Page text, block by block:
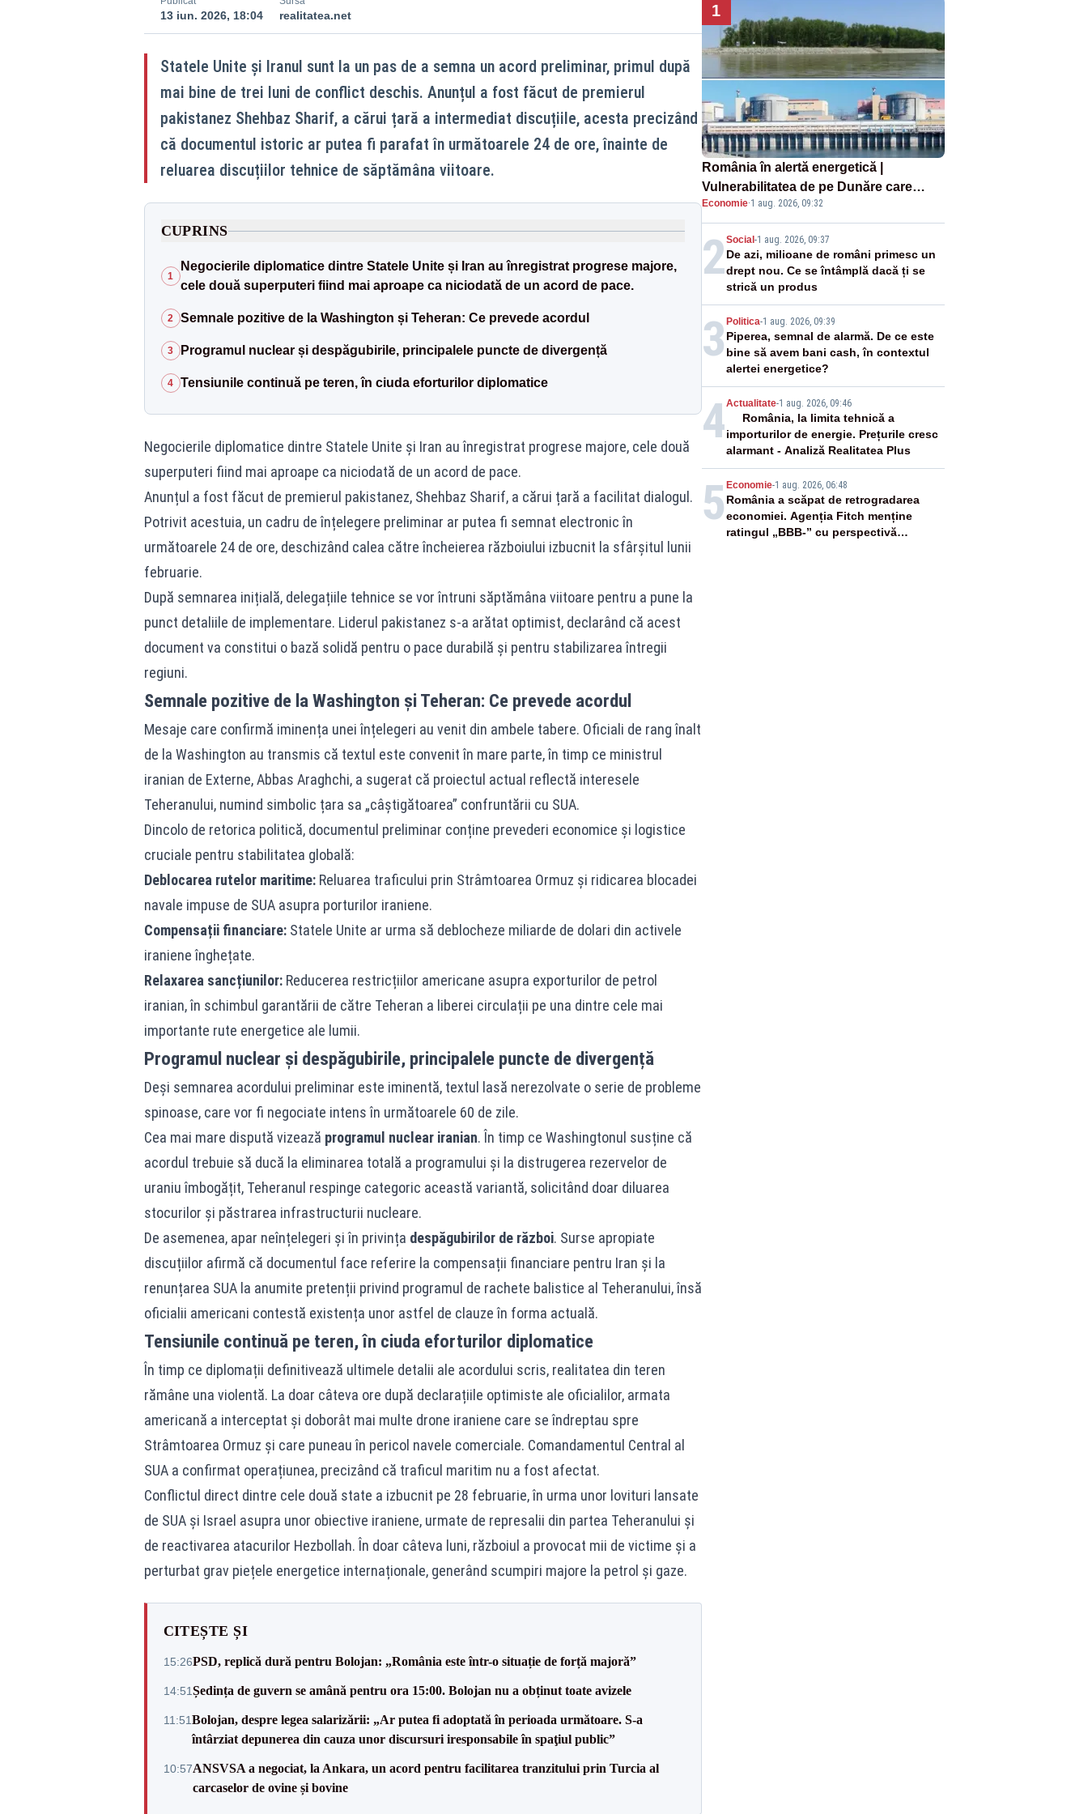
13 iun. 2026, 18:04 realitatea.net
Statele Unite și Iranul sunt la un pas de a semna un acord preliminar, primul după
mai bine de trei luni de conflict deschis. Anunțul a fost făcut de premierul
pakistanez Shehbaz Sharif, a cărui țară a intermediat discuțiile, acesta precizând
că documentul istoric ar putea fi parafat în următoarele 24 de ore, înainte de
reluarea discuțiilor tehnice de săptămâna viitoare.
CUPRINS
1
Negocierile diplomatice dintre Statele Unite și Iran au înregistrat progrese majore,
cele două superputeri fiind mai aproape ca niciodată de un acord de pace.
2 Semnale pozitive de la Washington și Teheran: Ce prevede acordul
3 Programul nuclear și despăgubirile, principalele puncte de divergență
4 Tensiunile continuă pe teren, în ciuda eforturilor diplomatice
Negocierile diplomatice dintre Statele Unite și Iran au înregistrat progrese majore, cele două
superputeri fiind mai aproape ca niciodată de un acord de pace.
Anunțul a fost făcut de premierul pakistanez, Shehbaz Sharif, a cărui țară a facilitat dialogul.
Potrivit acestuia, un cadru de înțelegere preliminar ar putea fi semnat electronic în
următoarele 24 de ore, deschizând calea către încheierea războiului izbucnit la sfârșitul lunii
februarie.
După semnarea inițială, delegațiile tehnice se vor întruni săptămâna viitoare pentru a pune la
punct detaliile de implementare. Liderul pakistanez s-a arătat optimist, declarând că acest
document va constitui o bază solidă pentru o pace durabilă și pentru stabilizarea întregii
regiuni.
Semnale pozitive de la Washington și Teheran: Ce prevede acordul
Mesaje care confirmă iminența unei înțelegeri au venit din ambele tabere. Oficiali de rang înalt
de la Washington au transmis că textul este convenit în mare parte, în timp ce ministrul
iranian de Externe, Abbas Araghchi, a sugerat că proiectul actual reflectă interesele
Teheranului, numind simbolic țara sa „câștigătoarea” confruntării cu SUA.
Dincolo de retorica politică, documentul preliminar conține prevederi economice și logistice
cruciale pentru stabilitatea globală:
Deblocarea rutelor maritime:Reluarea traficului prin Strâmtoarea Ormuz și ridicarea blocadei
navale impuse de SUA asupra porturilor iraniene.
Compensații financiare:Statele Unite ar urma să deblocheze miliarde de dolari din activele
iraniene înghețate.
Relaxarea sancțiunilor:Reducerea restricțiilor americane asupra exporturilor de petrol
iranian, în schimbul garantării de către Teheran a liberei circulații pe una dintre cele mai
importante rute energetice ale lumii.
Programul nuclear și despăgubirile, principalele puncte de divergență
Deși semnarea acordului preliminar este iminentă, textul lasă nerezolvate o serie de probleme
spinoase, care vor fi negociate intens în următoarele 60 de zile.
Cea mai mare dispută vizează programul nuclear iranian. În timp ce Washingtonul susține că
acordul trebuie să ducă la eliminarea totală a programului și la distrugerea rezervelor de
uraniu îmbogățit, Teheranul respinge categoric această variantă, solicitând doar diluarea
stocurilor și păstrarea infrastructurii nucleare.
De asemenea, apar neînțelegeri și în privința despăgubirilor de război. Surse apropiate
discuțiilor afirmă că documentul face referire la compensații financiare pentru Iran și la
renunțarea SUA la anumite pretenții privind programul de rachete balistice al Teheranului, însă
oficialii americani contestă existența unor astfel de clauze în forma actuală.
Tensiunile continuă pe teren, în ciuda eforturilor diplomatice
În timp ce diplomații definitivează ultimele detalii ale acordului scris, realitatea din teren
rămâne una violentă. La doar câteva ore după declarațiile optimiste ale oficialilor, armata
americană a interceptat și doborât mai multe drone iraniene care se îndreptau spre
Strâmtoarea Ormuz și care puneau în pericol navele comerciale. Comandamentul Central al
SUA a confirmat operațiunea, precizând că traficul maritim nu a fost afectat.
Conflictul direct dintre cele două state a izbucnit pe 28 februarie, în urma unor lovituri lansate
de SUA și Israel asupra unor obiective iraniene, urmate de represalii din partea Teheranului și
de reactivarea atacurilor Hezbollah. În doar câteva luni, războiul a provocat mii de victime și a
perturbat grav piețele energetice internaționale, generând scumpiri majore la petrol și gaze.
CITEȘTE ȘI
15:26PSD, replică dură pentru Bolojan: „România este într-o situație de forță majoră”
14:51Ședința de guvern se amână pentru ora 15:00. Bolojan nu a obținut toate avizele
11:51Bolojan, despre legea salarizării: „Ar putea fi adoptată în perioada următoare. S-a
întârziat depunerea din cauza unor discursuri iresponsabile în spaţiul public”
10:57ANSVSA a negociat, la Ankara, un acord pentru facilitarea tranzitului prin Turcia al
carcaselor de ovine și bovine
1
România în alertă energetică |
Vulnerabilitatea de pe Dunăre care
pune în pericol Centrala Cernavodă era
cunoscută de pe vremea lui Ceaușescu
Economie·1 aug. 2026, 09:32
2Social -1 aug. 2026, 09:37
De azi, milioane de români primesc un
drept nou. Ce se întâmplă dacă ți se
strică un produs
3 Politica-1 aug. 2026, 09:39
Piperea, semnal de alarmă. De ce este
bine să avem bani cash, în contextul
alertei energetice?
4Actualitate-1 aug. 2026, 09:46
România, la limita tehnică a
importurilor de energie. Prețurile cresc
alarmant - Analiză Realitatea Plus
5 Economie-1 aug. 2026, 06:48
România a scăpat de retrogradarea
economiei. Agenția Fitch menține
ratingul „BBB-” cu perspectivă